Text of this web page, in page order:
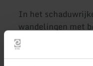
In het
wandelingen met